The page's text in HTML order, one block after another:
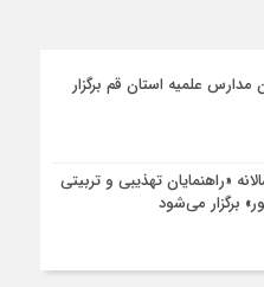
مدارس علمیه استان قم برگزار
«راهنمایان تهذیبی و تربیتی
برگزار می‌شود